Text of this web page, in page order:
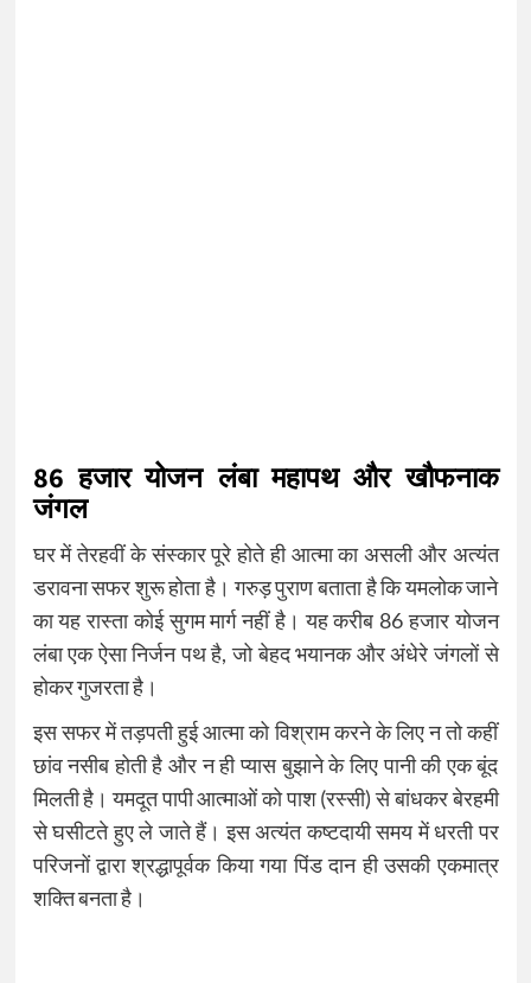
86 हजार योजन लंबा महापथ और खौफनाक
जंगल
घर में तेरहवीं के संस्कार पूरे होते ही आत्मा का असली और अत्यंत
डरावना सफर शुरू होता है। गरुड़ पुराण बताता है कि यमलोक जाने
का यह रास्ता कोई सुगम मार्ग नहीं है। यह करीब 86 हजार योजन
लंबा एक ऐसा निर्जन पथ है, जो बेहद भयानक और अंधेरे जंगलों से
होकर गुजरता है।
इस सफर में तड़पती हुई आत्मा को विश्राम करने के लिए न तो कहीं
छांव नसीब होती है और न ही प्यास बुझाने के लिए पानी की एक बूंद
मिलती है। यमदूत पापी आत्माओं को पाश (रस्सी) से बांधकर बेरहमी
से घसीटते हुए ले जाते हैं। इस अत्यंत कष्टदायी समय में धरती पर
परिजनों द्वारा श्रद्धापूर्वक किया गया पिंड दान ही उसकी एकमात्र
शक्ति बनता है।